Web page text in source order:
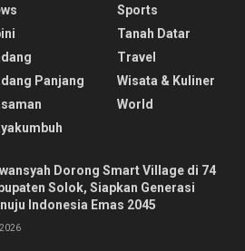
Panjang
Sports
Tanah Datar
Travel
Wisata & Kuliner
World
Dorong Smart Village di 74
Solok, Siapkan Generasi
Indonesia Emas 2045
2026